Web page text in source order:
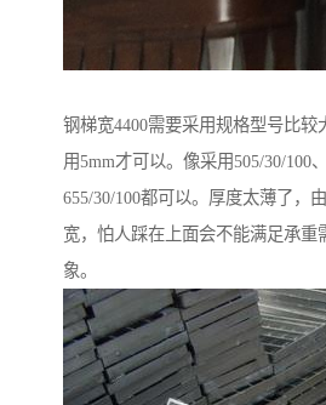
钢梯宽4400需要采用规格型号比较
用5mm才可以。像采用505/30/100、
655/30/100都可以。厚度太薄了，
宽，怕人踩在上面会不能满足承重
象。